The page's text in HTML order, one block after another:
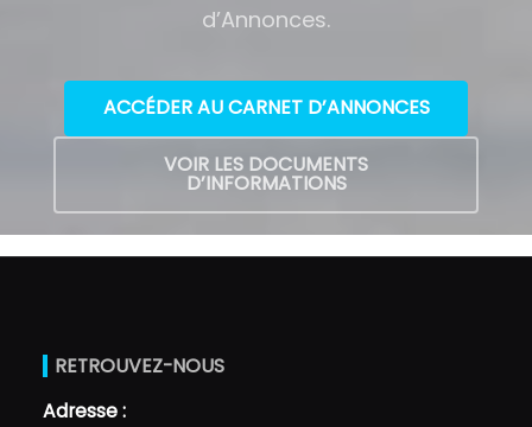
d’Annonces.
ACCÉDER AU CARNET D’ANNONCES
VOIR LES DOCUMENTS
D’INFORMATIONS
RETROUVEZ-NOUS
Adresse :